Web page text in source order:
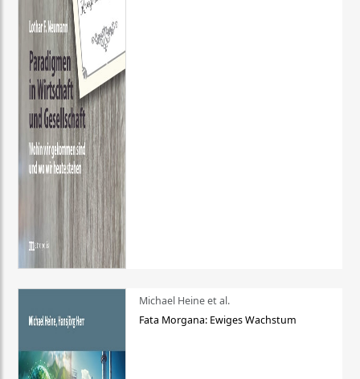
Michael Heine et al.
Fata Morgana: Ewiges Wachstum